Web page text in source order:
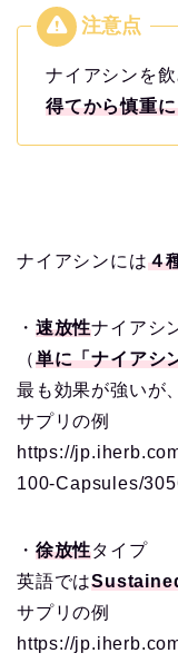
ナイアシンを
得てから慎重
ナイアシンには４
・ 速放性ナイアシ
（単に「ナイアシ
最も効果が強いが
サプリの例
https://
100-Capsules/
・ 徐放性タイプ
英語では
サプリの例
https://